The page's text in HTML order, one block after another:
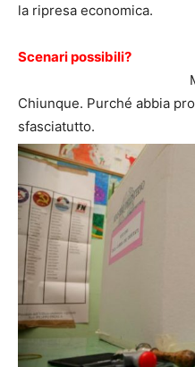
la ripresa economica.
Scenari
Chiunque. Purché abbia
sfasciatutto.